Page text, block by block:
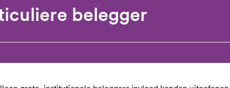
belegger